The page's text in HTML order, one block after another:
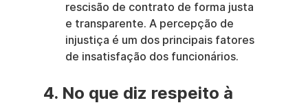
rescisão de contrato de forma justa
e transparente. A percepção de
injustiça é um dos principais fatores
de insatisfação dos funcionários.
4. No que diz respeito à